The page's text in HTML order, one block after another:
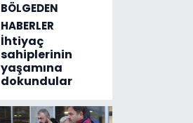
BÖLGEDEN
HABERLER
İhtiyaç
sahiplerinin
yaşamına
dokundular